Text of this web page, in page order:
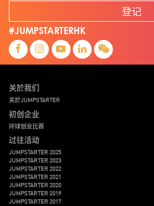
登记
#JUMPSTARTERHK
关於我们
关於JUMPSTARTER
初创企业
环球创业比赛
过往活动
JUMPSTARTER 2025
JUMPSTARTER 2023
JUMPSTARTER 2022
JUMPSTARTER 2021
JUMPSTARTER 2020
JUMPSTARTER 2019
JUMPSTARTER 2017